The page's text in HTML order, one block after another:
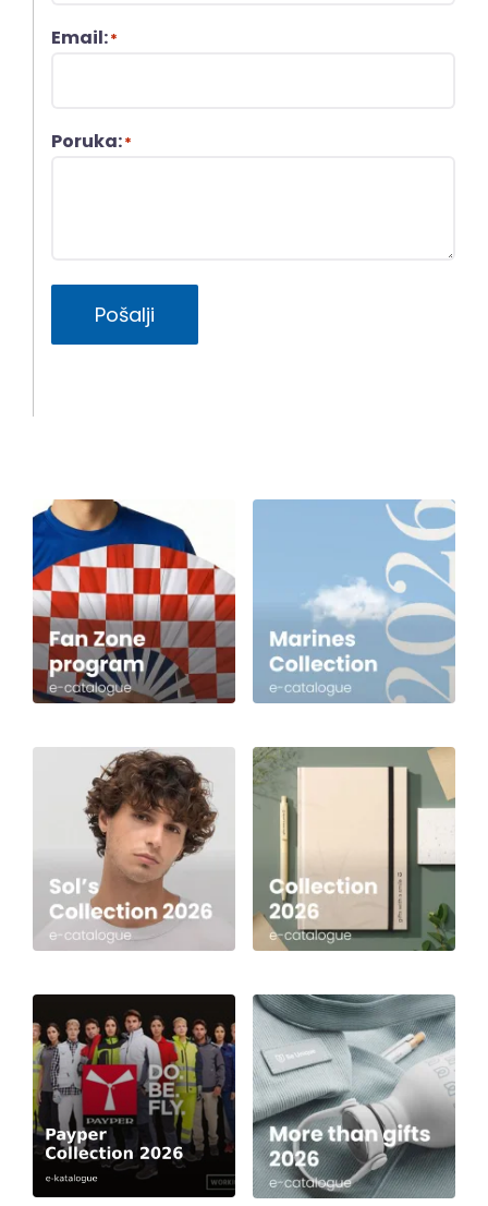
Email:*
Poruka:*
Pošalji